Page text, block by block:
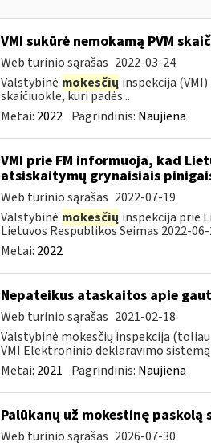
VMI sukūrė nemokamą PVM
Web turinio sąrašas 2022-03-24
Valstybinė mokesčių inspekcija
skaičiuokle, kuri padės...
Metai: 2022 Pagrindinis: Naujiena
VMI prie FM informuoja, kad
atsiskaitymų grynaisiais
Web turinio sąrašas 2022-07-19
Valstybinė mokesčių inspekcija prie
Lietuvos Respublikos Seimas 2022-06-
Metai: 2022
Nepateikus ataskaitos apie
Web turinio sąrašas 2021-02-18
Valstybinė mokesčių inspekcija
VMI Elektroninio deklaravimo
Metai: 2021 Pagrindinis: Naujiena
Palūkanų už mokestinę paskolą
Web turinio sąrašas 2026-07-30